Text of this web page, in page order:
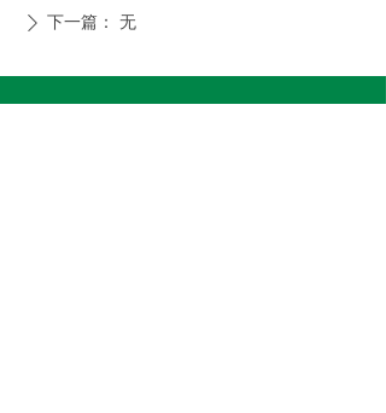
ꄲ 下一篇： 无